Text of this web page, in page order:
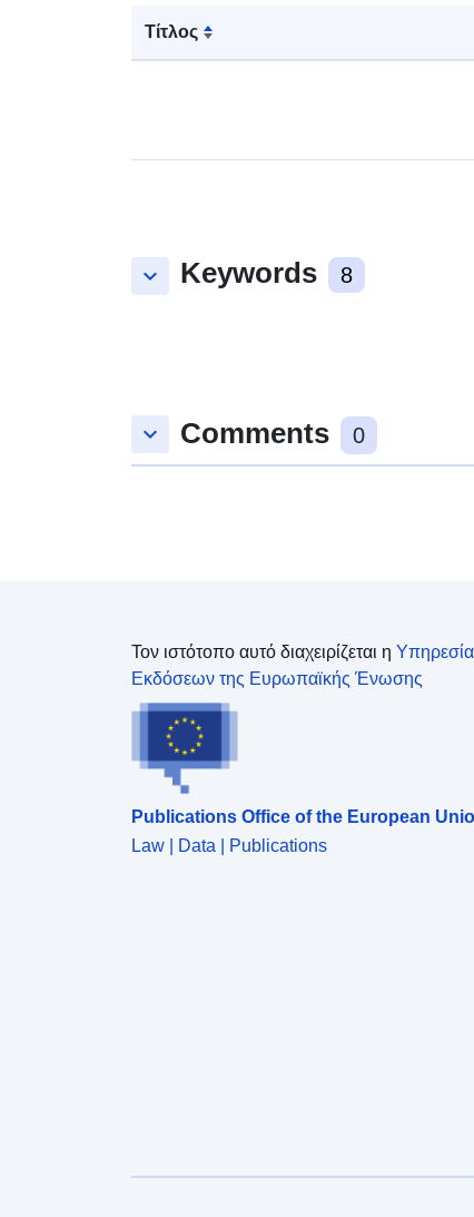
Τίτλος
keyboard_arrow_down Keywords 8
keyboard_arrow_down Comments 0
Τον ιστότοπο αυτό διαχειρίζεται η Υπηρεσία
Εκδόσεων της Ευρωπαϊκής Ένωσης
Publications Office of the European
Law | Data | Publications